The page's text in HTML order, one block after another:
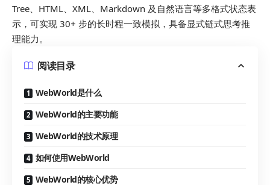
Tree、HTML、XML、Markdown 及自然语言等多格式状态表
示，可实现 30+ 步的长时程一致模拟，具备显式链式思考推
理能力。
阅读目录
WebWorld是什么
WebWorld的主要功能
WebWorld的技术原理
如何使用WebWorld
WebWorld的核心优势